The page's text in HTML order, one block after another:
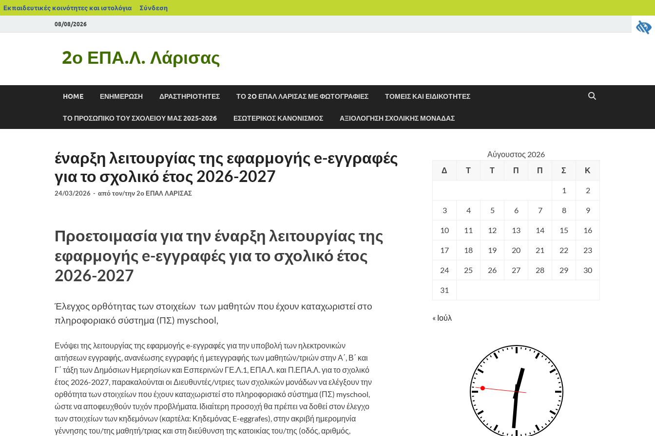
Εκπαιδευτικές κοινότητες και ιστολόγια Σύνδεση
08/08/2026
2ο ΕΠΑ.Λ. Λάρισας
HOME ΕΝΗΜΕΡΩΣΗ ΔΡΑΣΤΗΡΙΟΤΗΤΕΣ ΤΟ 2O ΕΠΑΛ ΛΑΡΙΣΑΣ ΜΕ ΦΩΤΟΓΡΑΦΙΕΣ ΤΟΜΕΙΣ ΚΑΙ ΕΙΔΙΚΟΤΗΤΕΣ
ΤΟ ΠΡΟΣΩΠΙΚΟ ΤΟΥ ΣΧΟΛΕΙΟΥ ΜΑΣ 2025-2026 ΕΣΩΤΕΡΙΚΟΣ ΚΑΝΟΝΙΣΜΟΣ ΑΞΙΟΛΟΓΗΣΗ ΣΧΟΛΙΚΗΣ ΜΟΝΑΔΑΣ
έναρξη λειτουργίας της εφαρμογής e-εγγραφές
για το σχολικό έτος 2026-2027
24/03/2026 - από τον/την2ο ΕΠΑΛ ΛΑΡΙΣΑΣ
Προετοιμασία για την έναρξη λειτουργίας της
εφαρμογής e-εγγραφές για το σχολικό έτος
2026-2027
Έλεγχος ορθότητας των στοιχείων των μαθητών που έχουν καταχωριστεί στο
πληροφοριακό σύστημα (ΠΣ) myschool,
Ενόψει της λειτουργίας της εφαρμογής e-εγγραφές για την υποβολή των ηλεκτρονικών
αιτήσεων εγγραφής, ανανέωσης εγγραφής ή μετεγγραφής των μαθητών/τριών στην Α΄, Β΄ και
Γ΄ τάξη των Δημόσιων Ημερησίων και Εσπερινών ΓΕ.Λ.1, ΕΠΑ.Λ. και Π.ΕΠΑ.Λ. για το σχολικό
έτος 2026-2027, παρακαλούνται οι Διευθυντές/ντριες των σχολικών μονάδων να ελέγξουν την
ορθότητα των στοιχείων που έχουν καταχωριστεί στο πληροφοριακό σύστημα (ΠΣ) myschool,
ώστε να αποφευχθούν τυχόν προβλήματα. Ιδιαίτερη προσοχή θα πρέπει να δοθεί στον έλεγχο
των στοιχείων των κηδεμόνων (καρτέλα: Κηδεμόνας E-eggrafes), στην ακριβή ημερομηνία
γέννησης του/της μαθητή/τριας και στη διεύθυνση της κατοικίας του/της (οδός, αριθμός,
Αύγουστος 2026
Δ
Τ Τ Π Π Σ Κ
1 2
3 4 5 6 7 8 9
10 11 12 13 14 15 16
17 18 19 20 21 22 23
24 25 26 27 28 29 30
31
« Ιούλ